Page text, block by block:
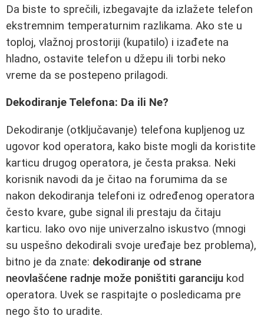
Da biste to sprečili, izbegavajte da izlažete telefon
ekstremnim temperaturnim razlikama. Ako ste u
toploj, vlažnoj prostoriji (kupatilo) i izađete na
hladno, ostavite telefon u džepu ili torbi neko
vreme da se postepeno prilagodi.
Dekodiranje Telefona: Da ili Ne?
Dekodiranje (otključavanje) telefona kupljenog uz
ugovor kod operatora, kako biste mogli da koristite
karticu drugog operatora, je česta praksa. Neki
korisnik navodi da je čitao na forumima da se
nakon dekodiranja telefoni iz određenog operatora
često kvare, gube signal ili prestaju da čitaju
karticu. Iako ovo nije univerzalno iskustvo (mnogi
su uspešno dekodirali svoje uređaje bez problema),
bitno je da znate: dekodiranje od strane
neovlašćene radnje može poništiti garanciju kod
operatora. Uvek se raspitajte o posledicama pre
nego što to uradite.